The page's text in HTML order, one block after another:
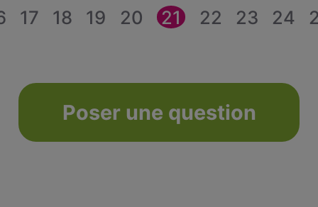
17 18 19 20 21 22 23 24
Poser une question